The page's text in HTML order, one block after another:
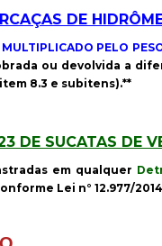
DE
PELO
ou devolvida a
8.3 e subitens).**
DE SUCATAS DE
em qualquer
Lei n° 12.977/2014